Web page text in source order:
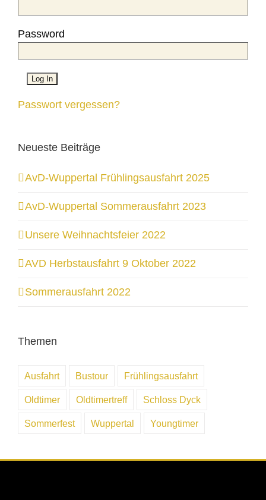
Password
Passwort vergessen?
Neueste Beiträge
AvD-Wuppertal Frühlingsausfahrt 2025
AvD-Wuppertal Sommerausfahrt 2023
Unsere Weihnachtsfeier 2022
AVD Herbstausfahrt 9 Oktober 2022
Sommerausfahrt 2022
Themen
Ausfahrt Bustour Frühlingsausfahrt
Oldtimer Oldtimertreff Schloss Dyck
Sommerfest Wuppertal Youngtimer